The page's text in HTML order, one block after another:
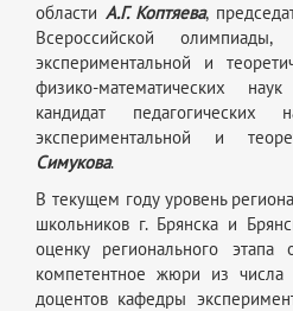
области А.Г. Коптяева,
Всероссийской
экспериментальной и
физико-математических наук
кандидат
экспериментальной и
Симукова.
В текущем году уровень
школьников г. Брянска и
оценку регионального этапа
компетентное жюри из
доцентов кафедры